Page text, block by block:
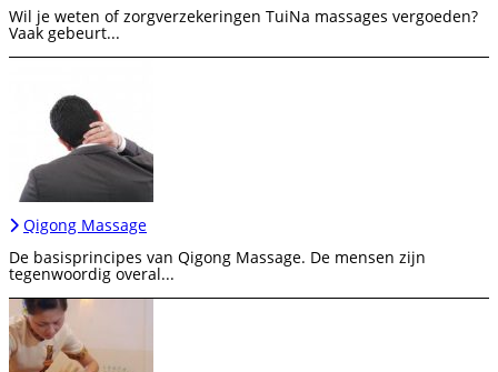
Wil je weten of zorgverzekeringen TuiNa massages vergoeden?
Vaak gebeurt...
Qigong Massage
De basisprincipes van Qigong Massage. De mensen zijn
tegenwoordig overal...